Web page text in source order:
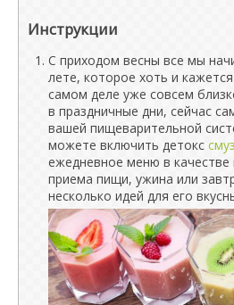
Инструкции
С приходом весны все мы
лете, которое хоть и
самом деле уже совсем
в праздничные дни, сейчас
вашей пищеварительной
можете включить детокс
ежедневное меню в
приема пищи, ужина или
несколько идей для его